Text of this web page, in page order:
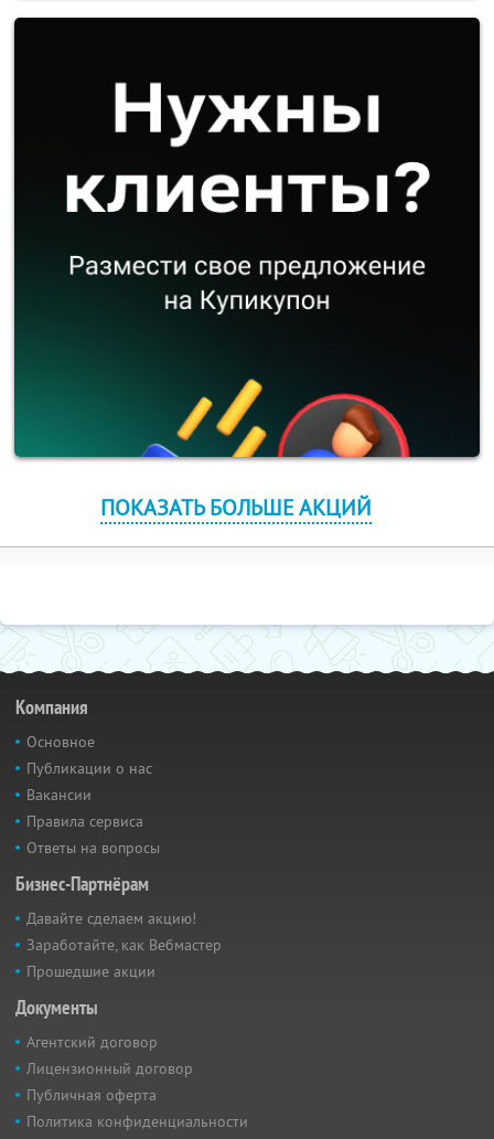
ПОКАЗАТЬ БОЛЬШЕ АКЦИЙ
Компания
Основное
Публикации о нас
Вакансии
Правила сервиса
Ответы на вопросы
Бизнес-Партнёрам
Давайте сделаем акцию!
Заработайте, как Вебмастер
Прошедшие акции
Документы
Агентский договор
Лицензионный договор
Публичная оферта
Политика конфиденциальности